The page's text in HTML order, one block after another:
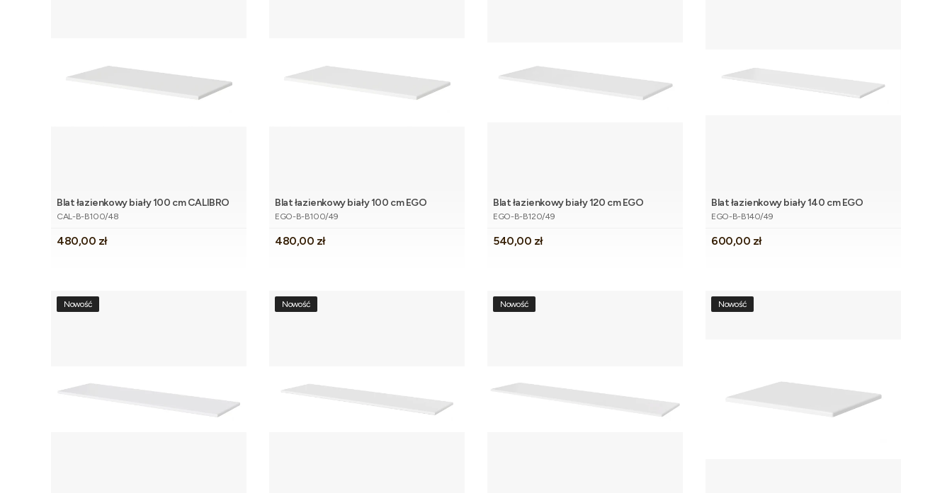
Dodaj do koszyka
Blat łazienkowy biały 100 cm CALIBRO
Kod produktu
CAL-B-B100/48
Cena
480,00 zł
Dodaj do koszyka
Blat łazienkowy biały 100 cm EGO
Kod produktu
EGO-B-B100/49
Cena
480,00 zł
Dodaj do koszyka
Blat łazienkowy biały 120 cm EGO
Kod produktu
EGO-B-B120/49
Cena
540,00 zł
Dodaj do koszyka
Blat łazienkowy biały 140 cm EGO
Kod produktu
EGO-B-B140/49
Cena
600,00 zł
Nowość Nowość Nowość Nowość